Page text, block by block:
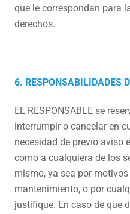
que le correspondan para
derechos.
6. RESPONSABILIDADES
EL RESPONSABLE se
interrumpir o cancelar en
necesidad de previo aviso
como a cualquiera de los
mismo, ya sea por
mantenimiento, o por
justifique. En caso de que